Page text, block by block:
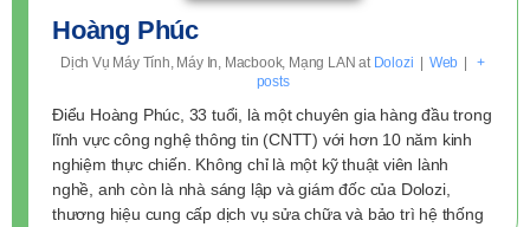
Hoàng Phúc
Dịch Vụ Máy Tính, Máy In, Macbook, Mạng LAN at Dolozi | Web |
+
posts
Điểu Hoàng Phúc, 33 tuổi, là một chuyên gia hàng đầu trong
lĩnh vực công nghệ thông tin (CNTT) với hơn 10 năm kinh
nghiệm thực chiến. Không chỉ là một kỹ thuật viên lành
nghề, anh còn là nhà sáng lập và giám đốc của Dolozi,
thương hiệu cung cấp dịch vụ sửa chữa và bảo trì hệ thống